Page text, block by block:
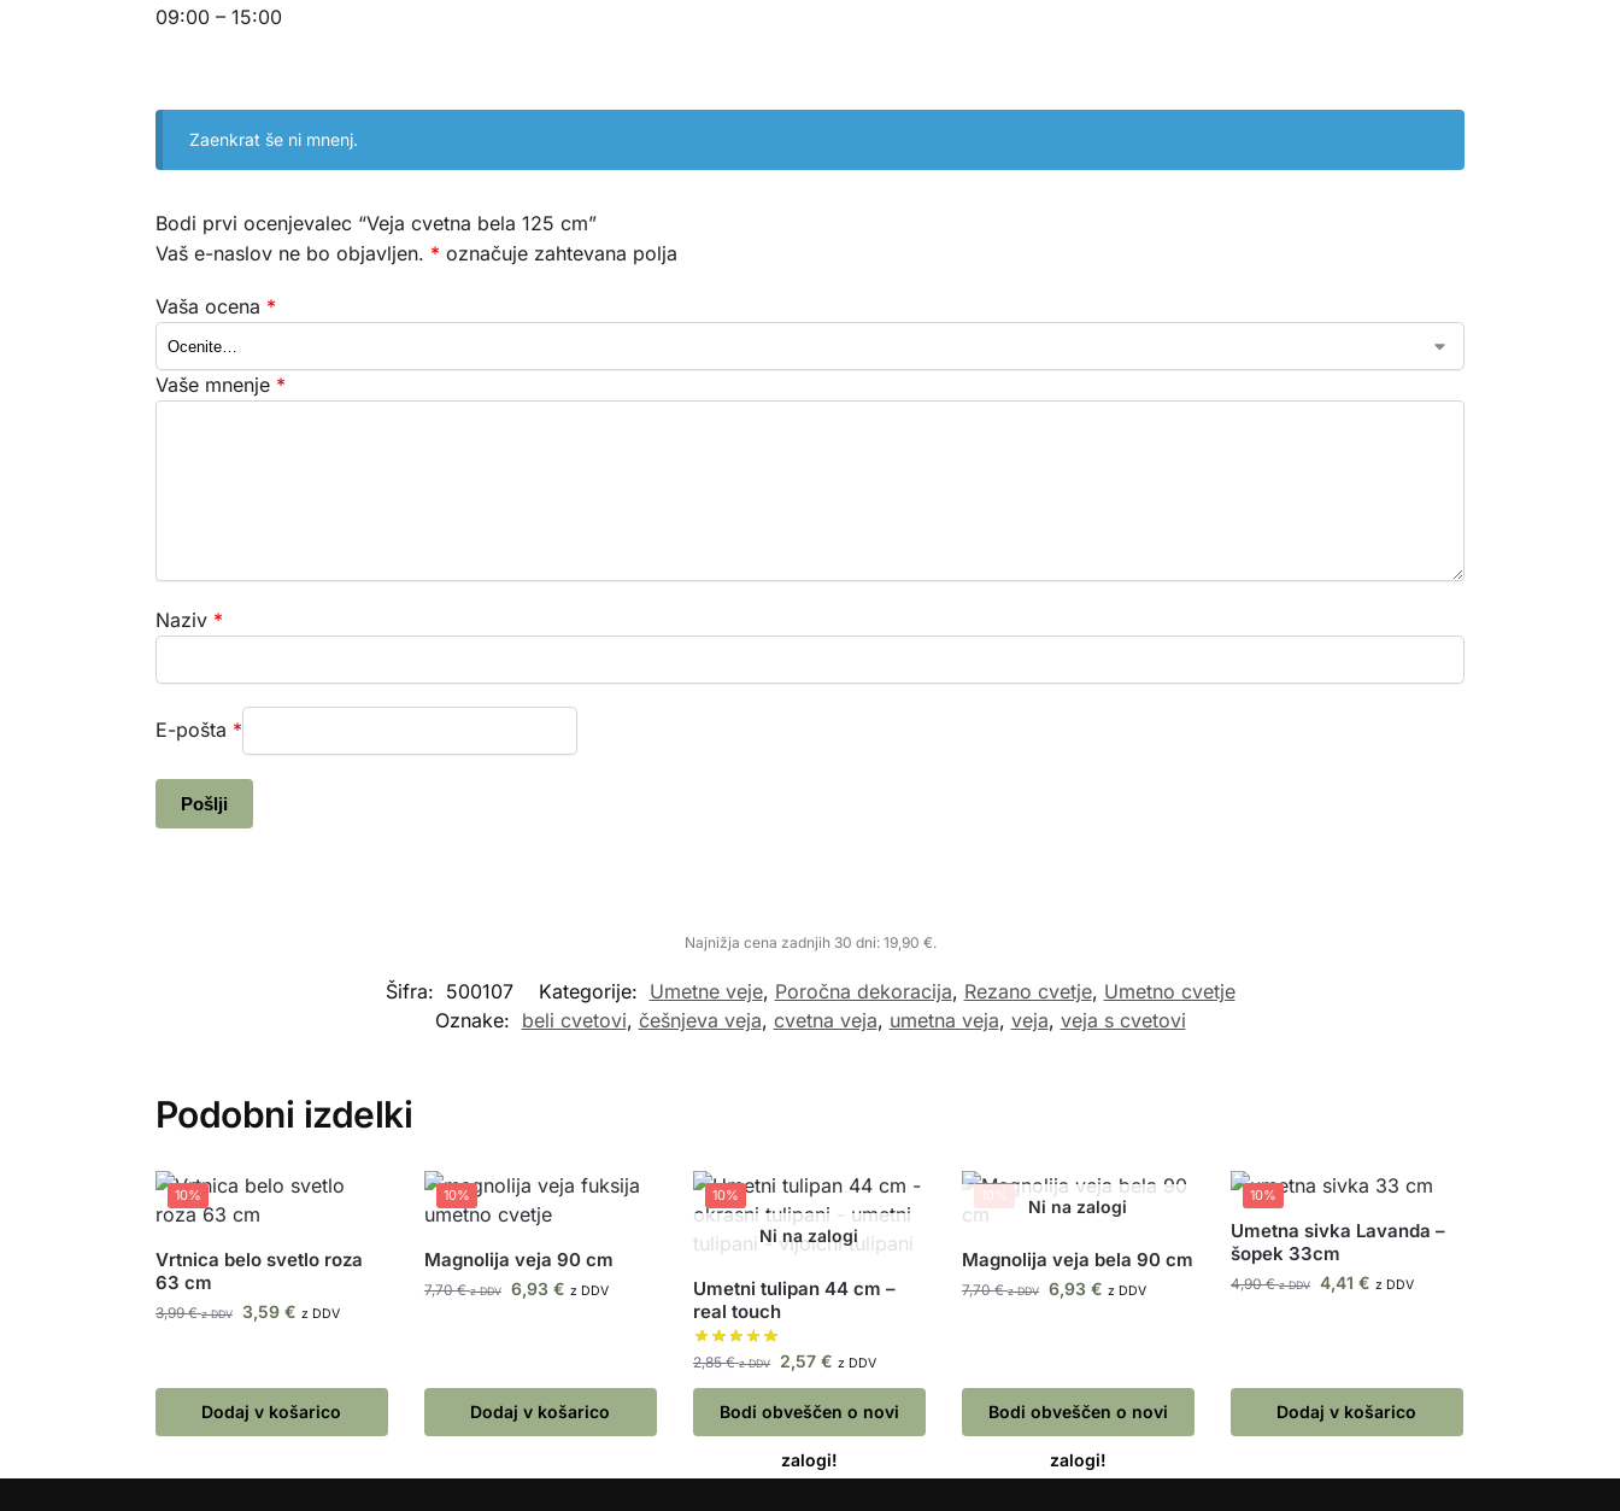
09:00 – 15:00
Zaenkrat še ni mnenj.
Bodi prvi ocenjevalec “Veja cvetna bela 125 cm”
Vaš e-naslov ne bo objavljen. * označuje zahtevana polja
Vaša ocena *
Vaše mnenje *
Naziv *
E-pošta *
Najnižja cena zadnjih 30 dni: 19,90 €.
Šifra: 500107 Kategorije: Umetne veje, Poročna dekoracija, Rezano cvetje, Umetno cvetje
Oznake: beli cvetovi, češnjeva veja, cvetna veja, umetna veja, veja, veja s cvetovi
Podobni izdelki
10%
Vrtnica belo svetlo roza
63 cm
3,99€ z DDV 3,59 € z DDV
Dodaj v košarico
10%
Magnolija veja 90 cm
7,70€ z DDV 6,93 € z DDV
Dodaj v košarico
10%
Umetni tulipan 44 cm –
real touch
2,85€ z DDV 2,57 € z DDV
Bodi obveščen o novi
zalogi!
Magnolija veja bela 90 cm
7,70€ z DDV 6,93 € z DDV
Bodi obveščen o novi
zalogi!
10%
Umetna sivka Lavanda –
šopek 33cm
4,90€ z DDV 4,41 € z DDV
Dodaj v košarico